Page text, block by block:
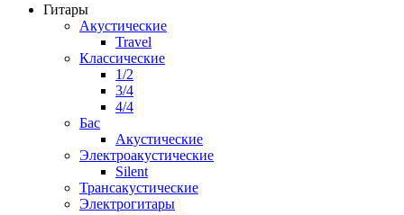
Гитары
Акустические
Travel
Классические
1/2
3/4
4/4
Бас
Акустические
Электроакустические
Silent
Трансакустические
Электрогитары